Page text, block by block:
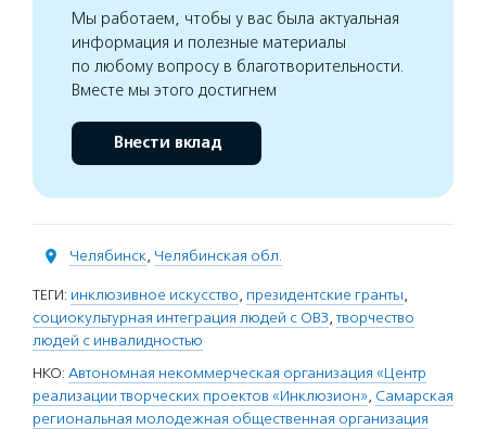
Мы работаем, чтобы у вас была актуальная
информация и полезные материалы
по любому вопросу в благотворительности.
Вместе мы этого достигнем
Внести вклад
Челябинск, Челябинская обл.
ТЕГИ: инклюзивное искусство, президентские гранты,
социокультурная интеграция людей с ОВЗ,творчество
людей с инвалидностью
НКО: Автономная некоммерческая организация «Центр
реализации творческих проектов «Инклюзион», Самарская
региональная молодежная общественная организация